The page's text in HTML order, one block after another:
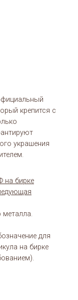
крепится с
украшения
на бирке
металла.
для
на бирке